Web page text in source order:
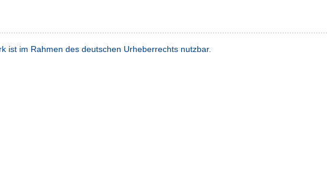
ist im Rahmen des deutschen Urheberrechts nutzbar.